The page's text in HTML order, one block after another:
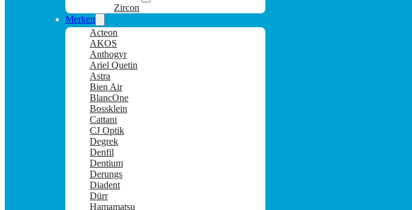
Zircon
Merken
Acteon
AKOS
Anthogyr
Ariel Quetin
Astra
Bien Air
BlancOne
Bossklein
Cattani
CJ Optik
Degrek
Denfil
Dentium
Derungs
Diadent
Dürr
Hamamatsu